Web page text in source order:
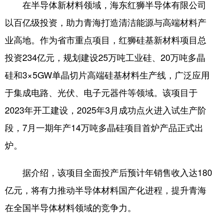
在半导体新材料领域，海东红狮半导体有限公司
以百亿级投资，助力青海打造清洁能源与高端材料产
业高地。作为省市重点项目，红狮硅基新材料项目总
投资234亿元，规划建设25万吨工业硅、20万吨多晶
硅和3×5GW单晶切片高端硅基材料生产线，广泛应用
于集成电路、光伏、电子元器件等领域。该项目于
2023年开工建设，2025年3月成功点火进入试生产阶
段，7月一期年产14万吨多晶硅项目首炉产品正式出
炉。
据介绍，该项目全面投产后预计年销售收入达180
亿元，将有力推动半导体材料国产化进程，提升青海
在全国半导体材料领域的竞争力。